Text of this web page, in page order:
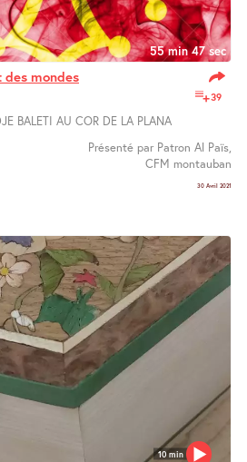
55 min 47 sec
des mondes
39
BALETI AU COR DE LA PLANA
Présenté par Patron Al Païs,
CFM montauban
30 Avril 2021
10 min